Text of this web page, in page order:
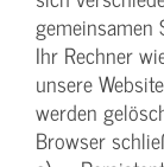
gemeinsamen
Ihr Rechner
unsere
werden
Browser